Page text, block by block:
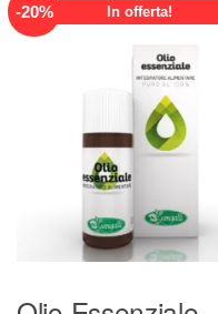
-20% In offerta!